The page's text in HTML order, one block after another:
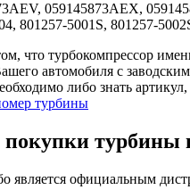
059145873AEX,
801257-5001S, 801257-
что турбокомпрессор
автомобиля с
либо знать
турбины
турбины
является официальным